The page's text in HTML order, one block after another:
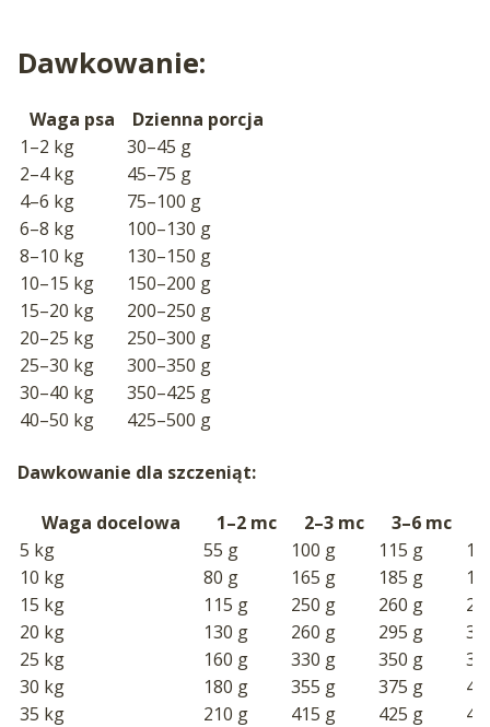
Dawkowanie:
Waga psa
Dzienna porcja
1–2 kg
30–45 g
2–4 kg
45–75 g
4–6 kg
75–100 g
6–8 kg
100–130 g
8–10 kg
130–150 g
10–15 kg
150–200 g
15–20 kg
200–250 g
20–25 kg
250–300 g
25–30 kg
300–350 g
30–40 kg
350–425 g
40–50 kg
425–500 g
Dawkowanie dla szczeniąt:
Waga docelowa 1–2 mc 2–3 mc 3–6 mc
5 kg
55 g 100 g 115 g
10 kg
80 g 165 g 185 g
15 kg
115 g 250 g 260 g
20 kg
130 g 260 g 295 g
25 kg
160 g 330 g 350 g
30 kg
180 g 355 g 375 g
35 kg
210 g 415 g 425 g